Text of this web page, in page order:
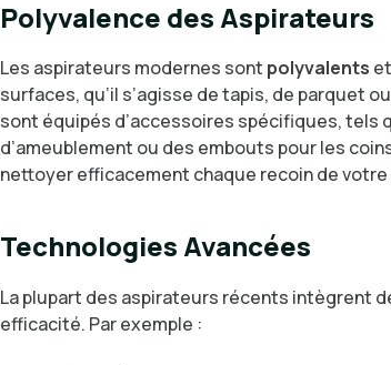
Polyvalence des Aspirateurs
Les aspirateurs modernes sont polyvalents
surfaces, qu’il s’agisse de tapis, de parquet
sont équipés d’accessoires spécifiques, tels
d’ameublement ou des embouts pour les
nettoyer efficacement chaque recoin de votre
Technologies Avancées
La plupart des aspirateurs récents intègrent
efficacité. Par exemple :